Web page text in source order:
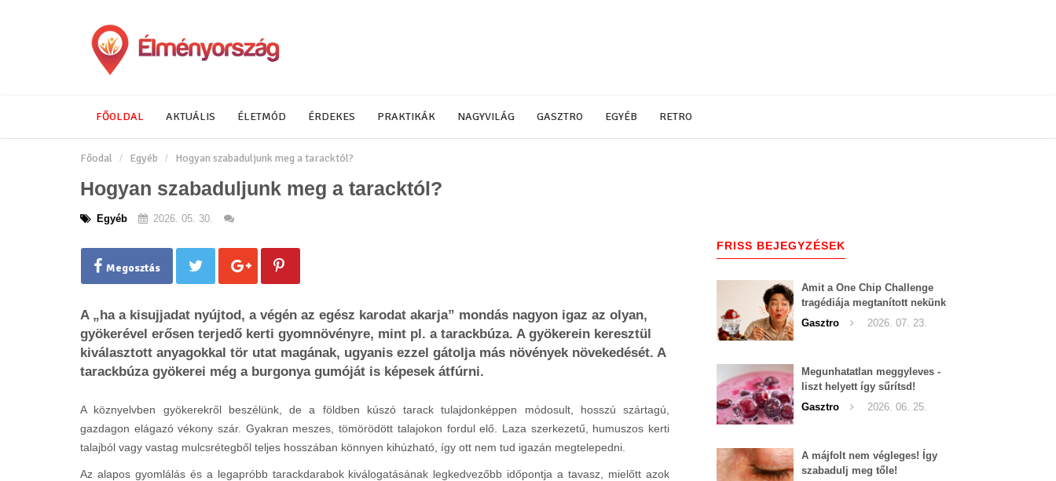
FŐOLDAL AKTUÁLIS ÉLETMÓD ÉRDEKES PRAKTIKÁK NAGYVILÁG GASZTRO EGYÉB RETRO
Főodal Egyéb Hogyan szabaduljunk meg a taracktól?
Hogyan szabaduljunk meg a taracktól?
Egyéb 2026. 05. 30.
Megosztás
A „ha a kisujjadat nyújtod, a végén az egész karodat akarja” mondás nagyon igaz az olyan,
gyökerével erősen terjedő kerti gyomnövényre, mint pl. a tarackbúza. A gyökerein keresztül
kiválasztott anyagokkal tör utat magának, ugyanis ezzel gátolja más növények növekedését. A
tarackbúza gyökerei még a burgonya gumóját is képesek átfúrni.
A köznyelvben gyökerekről beszélünk, de a földben kúszó tarack tulajdonképpen módosult, hosszú szártagú,
gazdagon elágazó vékony szár. Gyakran meszes, tömörödött talajokon fordul elő. Laza szerkezetű, humuszos kerti
talajból vagy vastag mulcsrétegből teljes hosszában könnyen kihúzható, így ott nem tud igazán megtelepedni.
Az alapos gyomlálás és a legapróbb tarackdarabok kiválogatásának legkedvezőbb időpontja a tavasz, mielőtt azok
FRISS BEJEGYZÉSEK
Amit a One Chip Challenge
tragédiája megtanított nekünk
a csípős kihívásokról
Gasztro 2026. 07. 23.
Megunhatatlan meggyleves -
liszt helyett így sűrítsd!
Gasztro
2026. 06. 25.
A májfolt nem végleges! Így
szabadulj meg tőle!